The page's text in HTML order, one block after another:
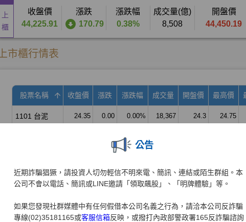
公告
近期詐騙猖獗，請投資人切勿輕信不明來電、簡訊、連結或陌生群組。本
公司不會以電話、簡訊或LINE邀請「領取飆股」、「明牌體驗」等。
如果您發現社群媒體中有任何假借本公司名義之行為，請洽本公司反詐騙
專線(02)35181165或客服信箱反映，或撥打內政部警政署165反詐騙諮詢